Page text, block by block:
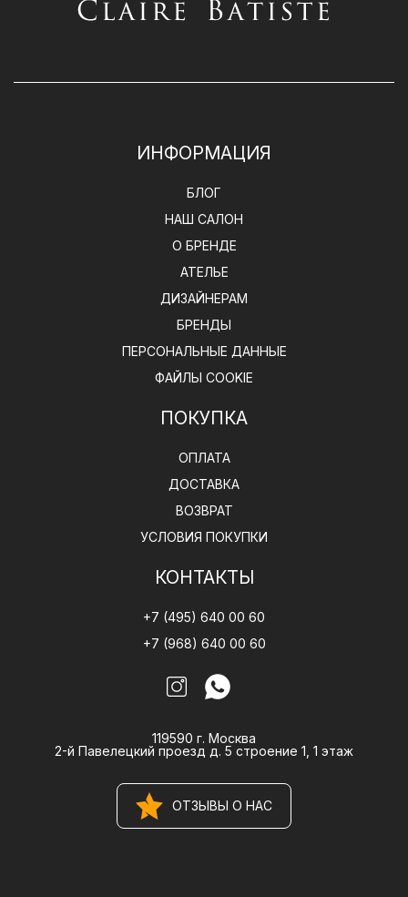
ИНФОРМАЦИЯ
БЛОГ
НАШ САЛОН
О БРЕНДЕ
АТЕЛЬЕ
ДИЗАЙНЕРАМ
БРЕНДЫ
ПЕРСОНАЛЬНЫЕ ДАННЫЕ
ФАЙЛЫ COOKIE
ПОКУПКА
ОПЛАТА
ДОСТАВКА
ВОЗВРАТ
УСЛОВИЯ ПОКУПКИ
КОНТАКТЫ
+7 (495) 640 00 60
+7 (968) 640 00 60
119590 г. Москва
2-й Павелецкий проезд д. 5 строение 1, 1 этаж
ОТЗЫВЫ О НАС